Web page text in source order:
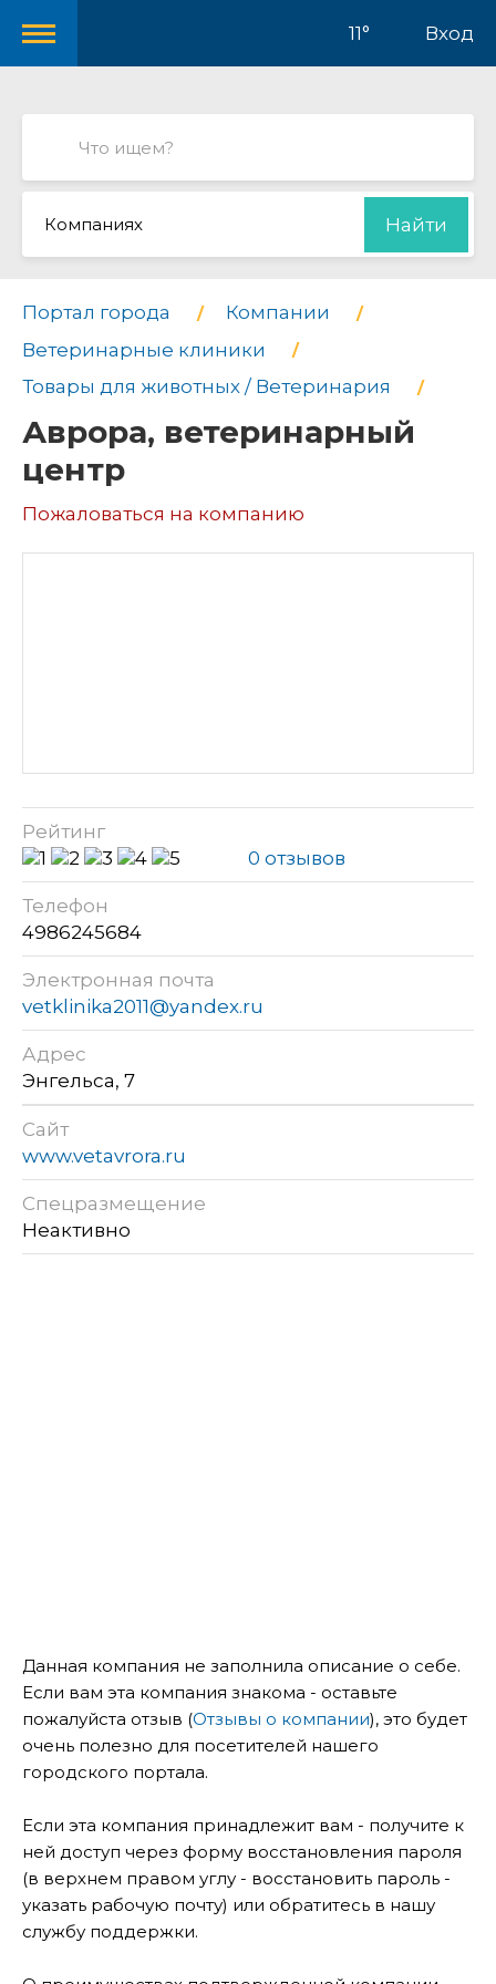
11° Вход
Компаниях Найти
Портал города
Компании
Ветеринарные клиники
Товары для животных / Ветеринария
Аврора, ветеринарный
центр
Пожаловаться на компанию
Рейтинг
0 отзывов
Телефон
4986245684
Электронная почта
vetklinika2011@yandex.ru
Адрес
Энгельса, 7
Сайт
www.vetavrora.ru
Спецразмещение
Неактивно
Данная компания не заполнила описание о себе.
Если вам эта компания знакома - оставьте
пожалуйста отзыв (Отзывы о компании), это будет
очень полезно для посетителей нашего
городского портала.
Если эта компания принадлежит вам - получите к
ней доступ через форму восстановления пароля
(в верхнем правом углу - восстановить пароль -
указать рабочую почту) или обратитесь в нашу
службу поддержки.